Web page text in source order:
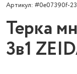
Артикул: #0e07390f-
Терка
3в1